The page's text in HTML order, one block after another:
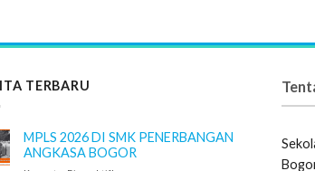
TERBARU
MPLS 2026 DI SMK PENERBANGAN
ANGKASA BOGOR